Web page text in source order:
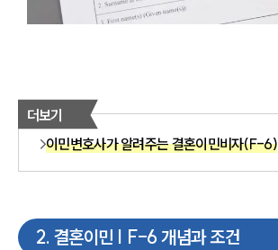
더보기
이민변호사가 알려주는 결혼이민비자(F-6)
2. 결혼이민 | F-6 개념과 조건